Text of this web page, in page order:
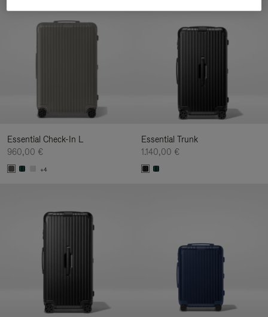
Essential Check-In L
960,00 €
+4
Essential Trunk
1.140,00 €